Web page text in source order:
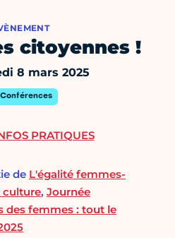
citoyennes !
8 mars 2025
Conférences
de L'égalité femmes-
culture, Journée
des femmes : tout le
PRATIQUES